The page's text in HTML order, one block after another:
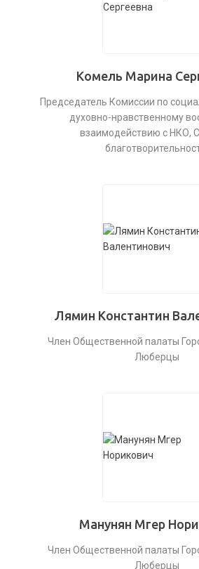
Комель Марина
Председатель Комиссии по
духовно-нравственному
взаимодействию с НКО,
Лямин Константин
Член Общественной палаты
Люберцы
Манунян Мгер
Член Общественной палаты
Люберцы